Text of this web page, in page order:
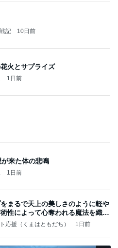
記 10日前
火とサプライズ
1日前
来た体の悲鳴
1日前
まるで天上の美しさのように軽や
性によって心奪われる魔法を織り
応援（くまはともだち） 1日前